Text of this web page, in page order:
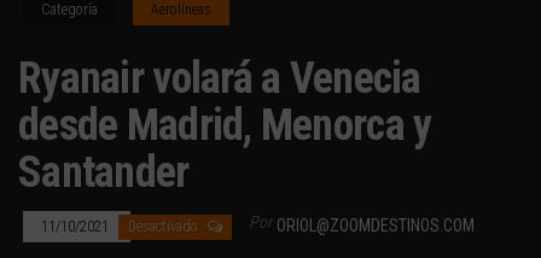
Categoría Aerolíneas
Ryanair volará a Venecia
desde Madrid, Menorca y
Santander
11/10/2021 Desactivado Por ORIOL@ZOOMDESTINOS.COM